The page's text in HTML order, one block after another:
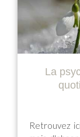
La
Retrouvez